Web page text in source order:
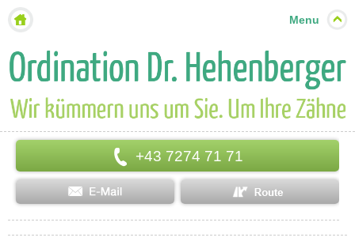
Menu
+43 7274 71 71